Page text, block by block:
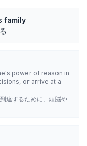
family
power of reason in
or arrive at a
達するために、頭脳や